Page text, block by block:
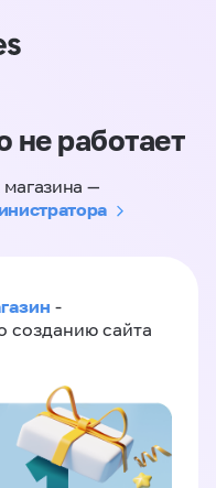
не работает
—
-
созданию сайта